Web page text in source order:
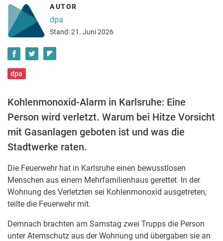
AUTOR
dpa
Stand: 21. Juni 2026
dpa
Kohlenmonoxid-Alarm in Karlsruhe: Eine
Person wird verletzt. Warum bei Hitze Vorsicht
mit Gasanlagen geboten ist und was die
Stadtwerke raten.
Die Feuerwehr hat in Karlsruhe einen bewusstlosen
Menschen aus einem Mehrfamilienhaus gerettet. In der
Wohnung des Verletzten sei Kohlenmonoxid ausgetreten,
teilte die Feuerwehr mit.
Demnach brachten am Samstag zwei Trupps die Person
unter Atemschutz aus der Wohnung und übergaben sie an